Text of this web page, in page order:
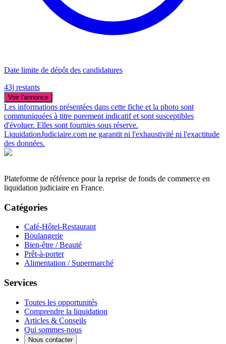
Date limite de dépôt des candidatures
43j restants
Voir l'annonce
Les informations présentées dans cette fiche et la photo sont
communiquées à titre purement indicatif et sont susceptibles
d'évoluer. Elles sont fournies sous réserve.
LiquidationJudiciaire.com ne garantit ni l'exhaustivité ni l'exactitude
des données.
Plateforme de référence pour la reprise de fonds de commerce en
liquidation judiciaire en France.
Catégories
Café-Hôtel-Restaurant
Boulangerie
Bien-être / Beauté
Prêt-à-porter
Alimentation / Supermarché
Services
Toutes les opportunités
Comprendre la liquidation
Articles & Conseils
Qui sommes-nous
Nous contacter